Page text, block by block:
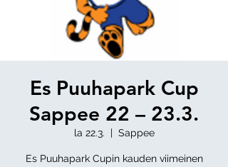
Es Puuhapark Cup
Sappee 22 – 23.3.
la 22.3.
  |
Sappee
Es Puuhapark Cupin kauden viimeinen